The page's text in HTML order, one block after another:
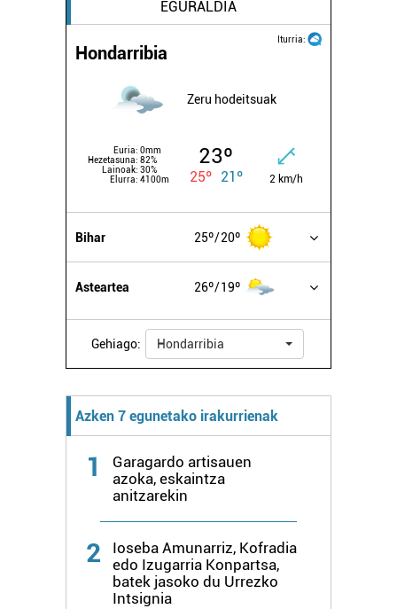
EGURALDIA
Iturria:
Hondarribia
Zeru hodeitsuak
Euria: 0mm
Hezetasuna: 82%
Lainoak: 30%
Elurra: 4100m
23º
25º 21º 2 km/h
Bihar 25º 20º
Asteartea 26º 19º
Gehiago: Hondarribia
Azken 7 egunetako irakurrienak
1
Garagardo artisauen
azoka, eskaintza
anitzarekin
2
Ioseba Amunarriz, Kofradia
edo Izugarria Konpartsa,
batek jasoko du Urrezko
Intsignia